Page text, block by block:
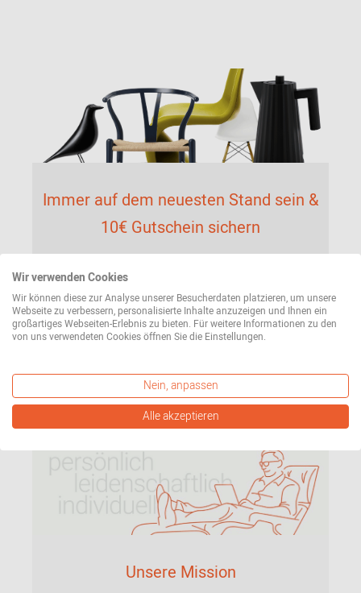
Immer auf dem neuesten Stand sein &
10€ Gutschein sichern
Unsere Angebote und Trends aus der Welt des
Designs bequem per E-Mail. Dazu bekommen Sie
einen 10€ Gutschein geschenkt (einlösbar ab
einem Bestellwert von 100€).
Unsere Mission
Wir verwenden Cookies
Wir können diese zur Analyse unserer Besucherdaten platzieren, um unsere
Webseite zu verbessern, personalisierte Inhalte anzuzeigen und Ihnen ein
großartiges Webseiten-Erlebnis zu bieten. Für weitere Informationen zu den
von uns verwendeten Cookies öffnen Sie die Einstellungen.
Nein, anpassen
Alle akzeptieren